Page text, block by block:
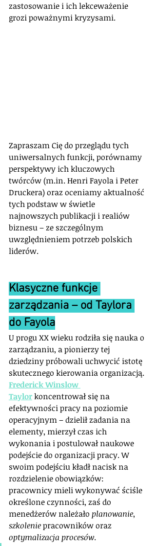
zastosowanie i ich lekceważenie
grozi poważnymi kryzysami.
Zapraszam Cię do przeglądu tych
uniwersalnych funkcji, porównamy
perspektywy ich kluczowych
twórców (m.in. Henri Fayola i Peter
Druckera) oraz oceniamy aktualność
tych podstaw w świetle
najnowszych publikacji i realiów
biznesu – ze szczególnym
uwzględnieniem potrzeb polskich
liderów.
Klasyczne funkcje
zarządzania – od Taylora
do Fayola
U progu XX wieku rodziła się nauka o
zarządzaniu, a pionierzy tej
dziedziny próbowali uchwycić istotę
skutecznego kierowania organizacją.
Frederick Winslow
Taylor koncentrował się na
efektywności pracy na poziomie
operacyjnym – dzielił zadania na
elementy, mierzył czas ich
wykonania i postulował naukowe
podejście do organizacji pracy. W
swoim podejściu kładł nacisk na
rozdzielenie obowiązków:
pracownicy mieli wykonywać ściśle
określone czynności, zaś do
menedżerów należało planowanie,
szkolenie pracowników oraz
optymalizacja procesów.